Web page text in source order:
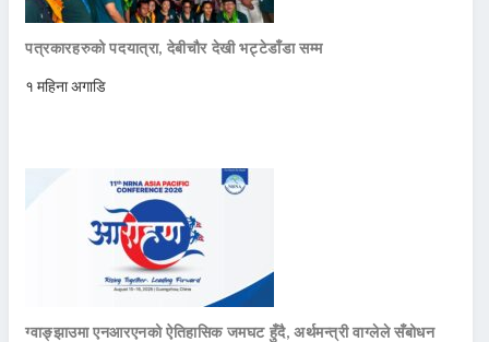
पत्रकारहरुको पदयात्रा, देबीचौर देखी भट्टेडाँडा सम्म
१ महिना अगाडि
ग्वाङ्झाउमा एनआरएनको ऐतिहासिक जमघट हुँदै, अर्थमन्त्री वाग्लेले सँबोधन